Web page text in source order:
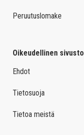
Peruutuslomake
Oikeudellinen sivusto
Ehdot
Tietosuoja
Tietoa meistä